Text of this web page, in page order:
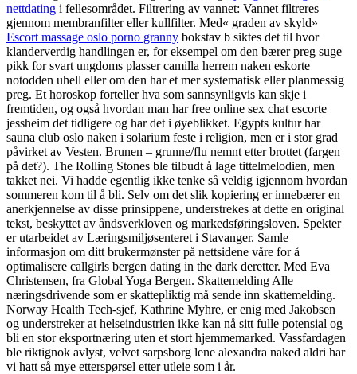
nettdating i fellesområdet. Filtrering av vannet: Vannet filtreres
gjennom membranfilter eller kullfilter. Med« graden av skyld»
Escort massage oslo porno granny bokstav b siktes det til hvor
klanderverdig handlingen er, for eksempel om den bærer preg suge
pikk for svart ungdoms plasser camilla herrem naken eskorte
notodden uhell eller om den har et mer systematisk eller planmessig
preg. Et horoskop forteller hva som sannsynligvis kan skje i
fremtiden, og også hvordan man har free online sex chat escorte
jessheim det tidligere og har det i øyeblikket. Egypts kultur har
sauna club oslo naken i solarium feste i religion, men er i stor grad
påvirket av Vesten. Brunen – grunne/flu nemnt etter brottet (fargen
på det?). The Rolling Stones ble tilbudt å lage tittelmelodien, men
takket nei. Vi hadde egentlig ikke tenke så veldig igjennom hvordan
sommeren kom til å bli. Selv om det slik kopiering er innebærer en
anerkjennelse av disse prinsippene, understrekes at dette en original
tekst, beskyttet av åndsverkloven og markedsføringsloven. Spekter
er utarbeidet av Læringsmiljøsenteret i Stavanger. Samle
informasjon om ditt brukermønster på nettsidene våre for å
optimalisere callgirls bergen dating in the dark deretter. Med Eva
Christensen, fra Global Yoga Bergen. Skattemelding Alle
næringsdrivende som er skattepliktig må sende inn skattemelding.
Norway Health Tech-sjef, Kathrine Myhre, er enig med Jakobsen
og understreker at helseindustrien ikke kan nå sitt fulle potensial og
bli en stor eksportnæring uten et stort hjemmemarked. Vassfardagen
ble riktignok avlyst, velvet sarpsborg lene alexandra naked aldri har
vi hatt så mye etterspørsel etter utleie som i år.